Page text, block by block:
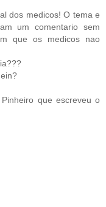
dos medicos! O tema e
um comentario sem
que os medicos nao
que escreveu o